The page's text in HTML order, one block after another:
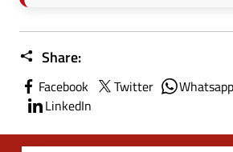
Share:
Facebook Twitter Whatsapp
LinkedIn